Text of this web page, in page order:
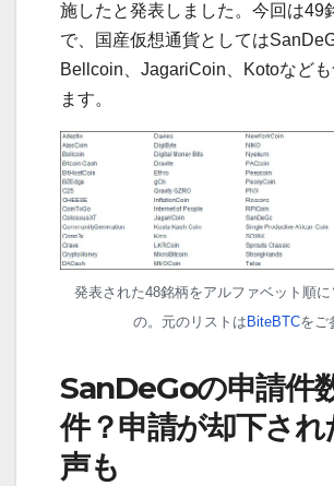
施したと発表しました。今回は49
で、国産仮想通貨としては
Bellcoin、JagariCoin、Kotoなど
ます。
発表された48銘柄をアルファベット順に
の。元のリストはBiteBTCをご
SanDeGoの申請件
件？申請が却下さ
声も